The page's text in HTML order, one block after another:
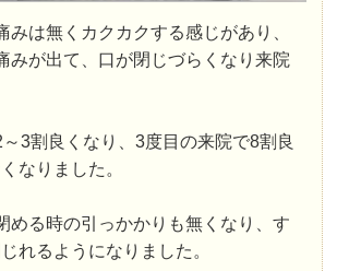
みは無くカクカクする感じがあり、
みが出て、口が閉じづらくなり来院
3割良くなり、3度目の来院で8割良
なりました。
める時の引っかかりも無くなり、す
れるようになりました。